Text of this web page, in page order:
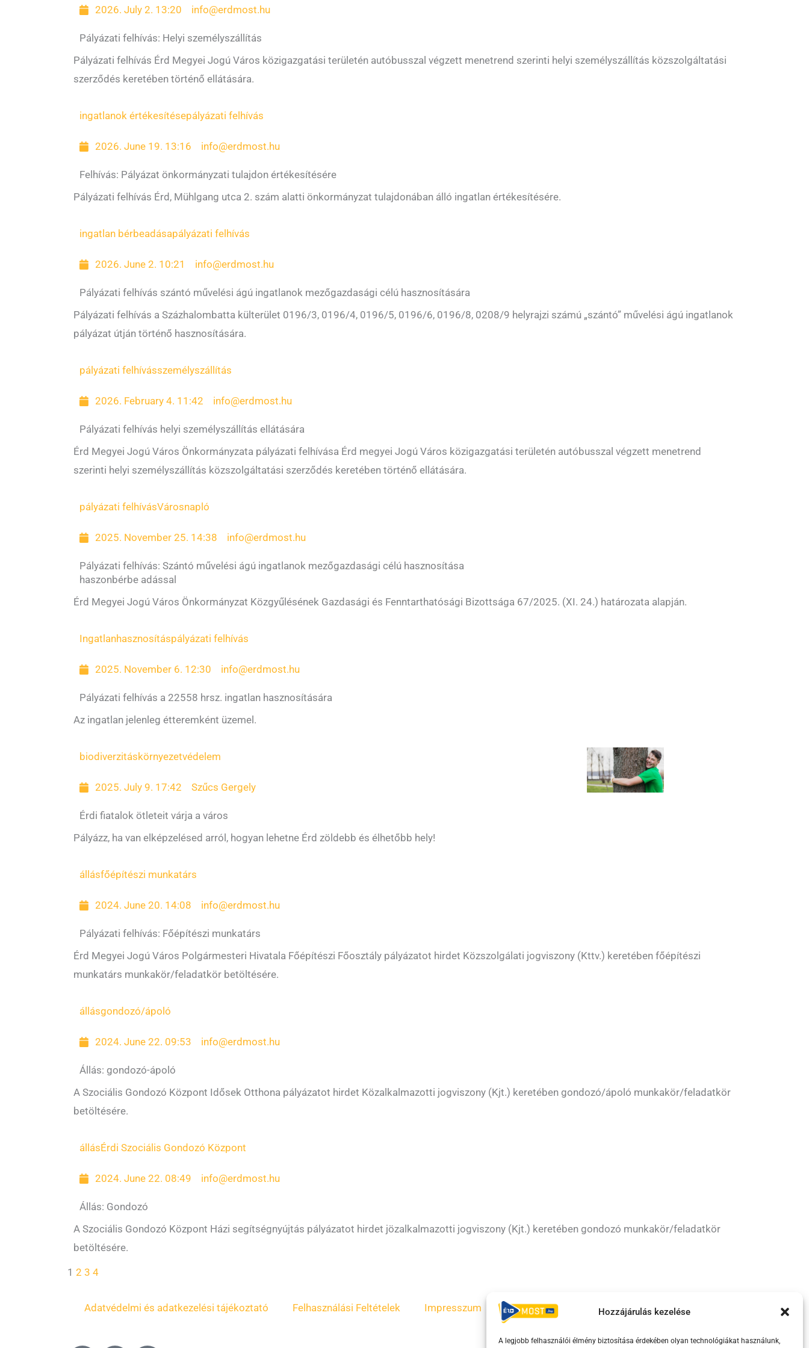
Hozzájárulás kezelése
A legjobb felhasználói élmény biztosítása érdekében olyan technológiákat használunk,
2026. July 2. 13:20 info@erdmost.hu
Pályázati felhívás: Helyi személyszállítás
Pályázati felhívás Érd Megyei Jogú Város közigazgatási területén autóbusszal végzett menetrend szerinti helyi személyszállítás közszolgáltatási
szerződés keretében történő ellátására.
ingatlanok értékesítésepályázati felhívás
2026. June 19. 13:16 info@erdmost.hu
Felhívás: Pályázat önkormányzati tulajdon értékesítésére
Pályázati felhívás Érd, Mühlgang utca 2. szám alatti önkormányzat tulajdonában álló ingatlan értékesítésére.
ingatlan bérbeadásapályázati felhívás
2026. June 2. 10:21 info@erdmost.hu
Pályázati felhívás szántó művelési ágú ingatlanok mezőgazdasági célú hasznosítására
Pályázati felhívás a Százhalombatta külterület 0196/3, 0196/4, 0196/5, 0196/6, 0196/8, 0208/9 helyrajzi számú „szántó” művelési ágú ingatlanok
pályázat útján történő hasznosítására.
pályázati felhívásszemélyszállítás
2026. February 4. 11:42 info@erdmost.hu
Pályázati felhívás helyi személyszállítás ellátására
Érd Megyei Jogú Város Önkormányzata pályázati felhívása Érd megyei Jogú Város közigazgatási területén autóbusszal végzett menetrend
szerinti helyi személyszállítás közszolgáltatási szerződés keretében történő ellátására.
pályázati felhívásVárosnapló
2025. November 25. 14:38 info@erdmost.hu
Pályázati felhívás: Szántó művelési ágú ingatlanok mezőgazdasági célú hasznosítása
haszonbérbe adással
Érd Megyei Jogú Város Önkormányzat Közgyűlésének Gazdasági és Fenntarthatósági Bizottsága 67/2025. (XI. 24.) határozata alapján.
Ingatlanhasznosításpályázati felhívás
2025. November 6. 12:30 info@erdmost.hu
Pályázati felhívás a 22558 hrsz. ingatlan hasznosítására
Az ingatlan jelenleg étteremként üzemel.
biodiverzitáskörnyezetvédelem
2025. July 9. 17:42 Szűcs Gergely
Érdi fiatalok ötleteit várja a város
Pályázz, ha van elképzelésed arról, hogyan lehetne Érd zöldebb és élhetőbb hely!
állásfőépítészi munkatárs
2024. June 20. 14:08 info@erdmost.hu
Pályázati felhívás: Főépítészi munkatárs
Érd Megyei Jogú Város Polgármesteri Hivatala Főépítészi Főosztály pályázatot hirdet Közszolgálati jogviszony (Kttv.) keretében főépítészi
munkatárs munkakör/feladatkör betöltésére.
állásgondozó/ápoló
2024. June 22. 09:53 info@erdmost.hu
Állás: gondozó-ápoló
A Szociális Gondozó Központ Idősek Otthona pályázatot hirdet Közalkalmazotti jogviszony (Kjt.) keretében gondozó/ápoló munkakör/feladatkör
betöltésére.
állásÉrdi Szociális Gondozó Központ
2024. June 22. 08:49 info@erdmost.hu
Állás: Gondozó
A Szociális Gondozó Központ Házi segítségnyújtás pályázatot hirdet jözalkalmazotti jogviszony (Kjt.) keretében gondozó munkakör/feladatkör
betöltésére.
1 2 3 4
Adatvédelmi és adatkezelési tájékoztató Felhasználási Feltételek Impresszum ÁSZF Irányelvek Moderálási szabályzat